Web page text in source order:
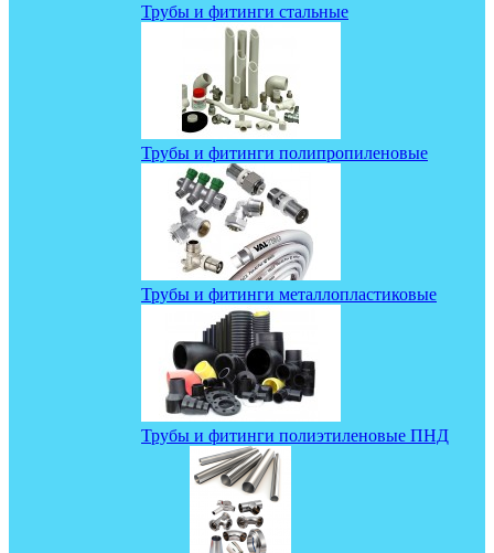
Трубы и фитинги стальные
Трубы и фитинги полипропиленовые
Трубы и фитинги металлопластиковые
Трубы и фитинги полиэтиленовые ПНД